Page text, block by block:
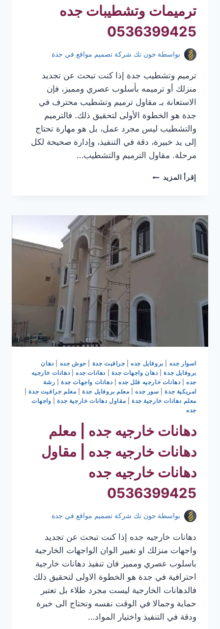
ترميمات وتشطيبات جده
0536399425
بواسطة جون تك شركة تصميم مواقع في جدة
ترميم وتشطيب جدة إذا كنت تبحث عن تجديد
منزلك أو ترميمه بأسلوب عصري ومميز، فإن
الاستعانة بـ مقاول ترميم وتشطيب محترف في
جدة هو الخطوة الأولى لتحقيق ذلك. فالترميم
والتشطيب ليس مجرد عمل، بل هو مهارة تحتاج
إلى يد خبيرة، دقة في التنفيذ، وإدارة صحيحة لكل
مرحلة. مقاول الترميم والتشطيب…
إقرأ المزيد ترميم
مقاول
ترميم
وتشطيب
0536399425
اسوار جده بروفايل جده| جرافيت جدة حوش جده
دهان
بروفايل جدة| دهان واجهات جدة دهانات جده
دهانات خارجيه
جده| دهانات خارجيه فلل جده دهانات واجهات جدة
رشة
امريكية جدة| سور جده| معلم بروفايل جدة| معلم جرافيت جدة|
معلم دهانات خارجية جدة
مقاول دهانات خارجية جدة| واجهات
جده
دهانات خارجيه جده | معلم
دهانات خارجيه جده | مقاول
دهانات خارجيه جده
0536399425
بواسطة جون تك شركة تصميم مواقع في جدة
دهانات خارجيه جده إذا كنت تبحث عن تجديد
واجهات منزلك او تغيير الوان الواجهات الخارجية
باسلوب عصري ومميز فان تنفيذ دهانات خارجية
احترافية في جدة هو الخطوة الاولى لتحقيق ذلك
فالدهانات الخارجية ليست مجرد طلاء بل تعتبر
حماية وجمالا في الوقت نفسه وتحتاج الى خبرة
ودقة في التنفيذ واختيار المواد…